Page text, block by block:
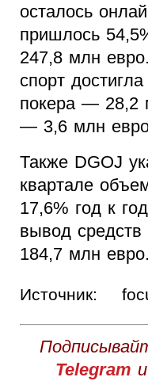
осталось
пришлось
247,8 млн
спорт
покера — 28,2
— 3,6 млн
Также DGOJ
квартале
17,6% год к
вывод
184,7 млн евро.
Источник:
Telegram